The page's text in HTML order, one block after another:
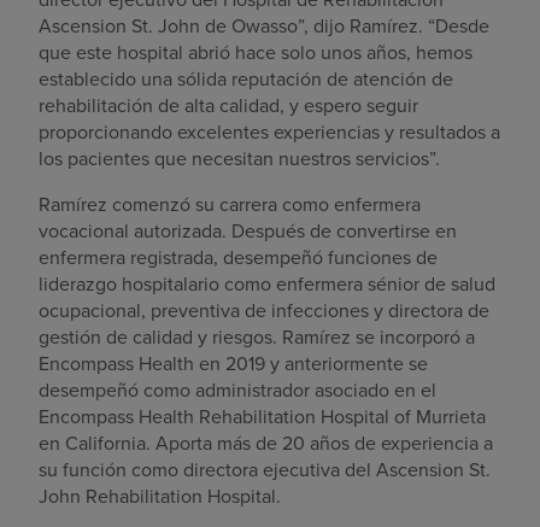
Ascension St. John de Owasso”, dijo Ramírez. “Desde
que este hospital abrió hace solo unos años, hemos
establecido una sólida reputación de atención de
rehabilitación de alta calidad, y espero seguir
proporcionando excelentes experiencias y resultados a
los pacientes que necesitan nuestros servicios”.
Ramírez comenzó su carrera como enfermera
vocacional autorizada. Después de convertirse en
enfermera registrada, desempeñó funciones de
liderazgo hospitalario como enfermera sénior de salud
ocupacional, preventiva de infecciones y directora de
gestión de calidad y riesgos. Ramírez se incorporó a
Encompass Health en 2019 y anteriormente se
desempeñó como administrador asociado en el
Encompass Health Rehabilitation Hospital of Murrieta
en California. Aporta más de 20 años de experiencia a
su función como directora ejecutiva del Ascension St.
John Rehabilitation Hospital.